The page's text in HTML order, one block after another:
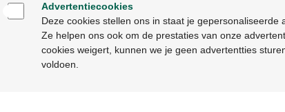
Beschrijving
Advertentiecookies
Deze cookies stellen ons in staat je gepersonaliseerde
Ze helpen ons ook om de prestaties van onze
cookies weigert, kunnen we je geen advertentties
voldoen.